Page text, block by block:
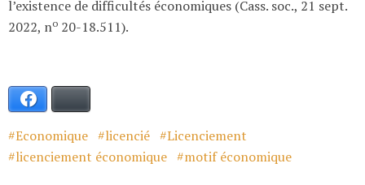
l’existence de difficultés économiques (Cass. soc., 21 sept.
2022, no 20-18.511).
Economique licencié
Licenciement
licenciement économique
motif économique